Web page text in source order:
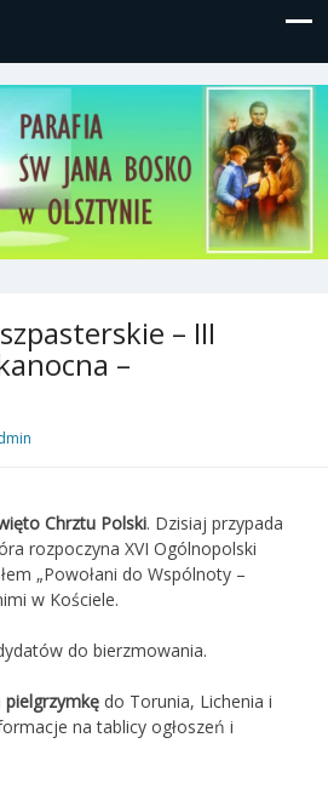
Jana Bosko w
1
– III
–
Chrztu Polski. Dzisiaj przypada
rozpoczyna XVI Ogólnopolski
„Powołani do Wspólnoty –
w Kościele.
do bierzmowania.
pielgrzymkę do Torunia, Lichenia i
na tablicy ogłoszeń i